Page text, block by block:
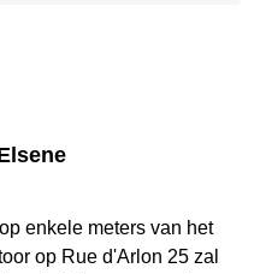
enkele meters van het
op Rue d'Arlon 25 zal